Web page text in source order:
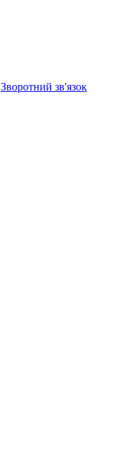
Зворотний зв'язок